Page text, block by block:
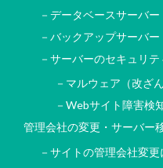
－データベースサーバー
－バックアップサーバー
－サーバーのセキュリ
－マルウェア（改ざ
－Webサイト障害検
管理会社の変更・サーバー
－サイトの管理会社変